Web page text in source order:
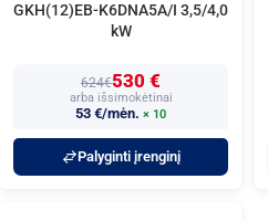
GKH(12)EB-K6DNA5A/I 3,5/4,0
kW
624€530 €
arba išsimokėtinai
53 €/mėn. × 10
Palyginti įrenginį